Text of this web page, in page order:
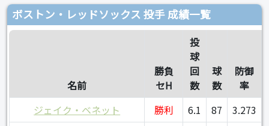
ボストン・レッドソックス 投手 成績一覧
名前
勝負
セH
投
球
回
数
球
数
防御
率
ジェイク・ベネット
勝利 6.1 87 3.273